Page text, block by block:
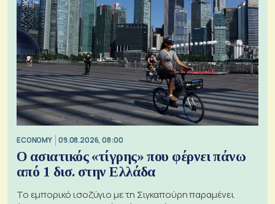
ECONOMY 09.08.2026, 08:00
Ο ασιατικός «τίγρης» που φέρνει πάνω
από 1 δισ. στην Ελλάδα
Το εμπορικό ισοζύγιο με τη Σιγκαπούρη παραμένει